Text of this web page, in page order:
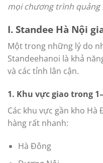
mọi chương trình quảng
I. Standee Hà Nội
Một trong những lý do
Standeehanoi là khả
và các tỉnh lân cận.
1. Khu vực giao trong
Các khu vực gần kho
hàng rất nhanh:
Hà Đông